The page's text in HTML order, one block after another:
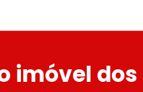
imóvel